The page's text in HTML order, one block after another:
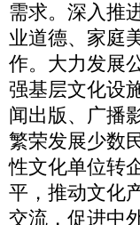
需求。深入推
业道德、家庭
作。大力发展
强基层文化设
闻出版、广播
繁荣发展少数
性文化单位转
平，推动文化
交流，促进中